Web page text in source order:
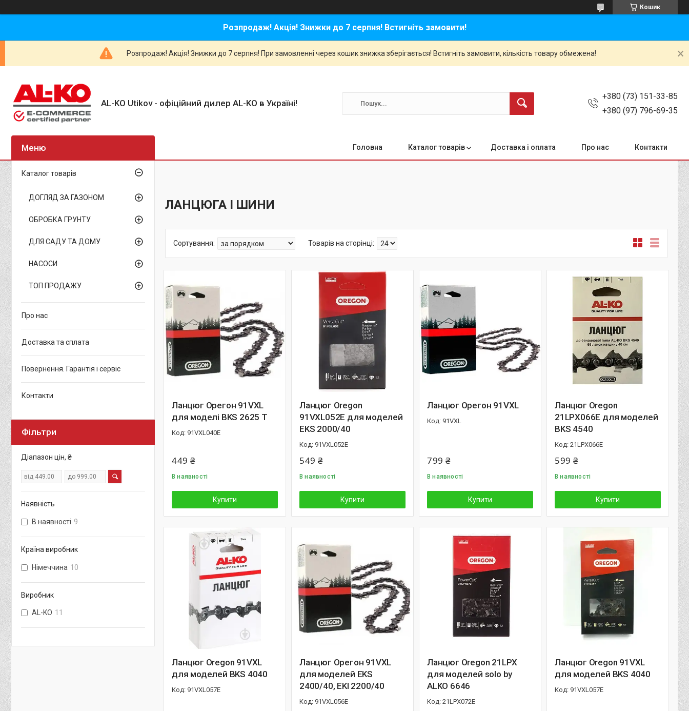
Кошик
Розпродаж! Акція! Знижки до 7 серпня! Встигніть замовити!
Розпродаж! Акція! Знижки до 7 серпня! При замовленні через кошик знижка зберігається! Встигніть замовити, кількість товару обмежена!
AL-KO Utikov - офіційний дилер AL-KO в Україні!
+380 (73) 151-33-85
+380 (97) 796-69-35
Головна Каталог товарів Доставка і оплата Про нас Контакти
ЛАНЦЮГА І ШИНИ
Ланцюг Орегон 91VXL
для моделі BKS 2625 Т
91VXL040E
449 ₴
В наявності
Купити
Ланцюг Oregon
91VXL052E для моделей
EKS 2000/40
91VXL052E
549 ₴
В наявності
Купити
Ланцюг Орегон 91VXL
91VXL
799 ₴
В наявності
Купити
Ланцюг Oregon
21LPX066E для моделей
BKS 4540
21LPX066E
599 ₴
В наявності
Купити
Ланцюг Oregon 91VXL
для моделей BKS 4040
91VXL057E
Ланцюг Орегон 91VXL
для моделей EKS
2400/40, EKI 2200/40
91VXL056E
Ланцюг Oregon 21LPX
для моделей solo by
ALKO 6646
21LPX072E
Ланцюг Oregon 91VXL
для моделей BKS 4040
91VXL057E
Каталог товарів
ДОГЛЯД ЗА ГАЗОНОМ
ОБРОБКА ГРУНТУ
ДЛЯ САДУ ТА ДОМУ
НАСОСИ
ТОП ПРОДАЖУ
Про нас
Доставка та сплата
Повернення. Гарантія і сервіс
Контакти
Фільтри
Діапазон цін, ₴
Наявність
В наявності 9
Країна виробник
Німеччина 10
Виробник
AL-KO 11